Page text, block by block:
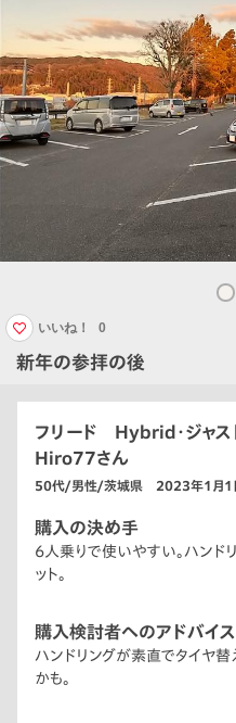
新年の参拝の後
いいね！ 0
フリード Hybrid・ジャス
Hiro77さん
50代/男性/茨城県 2023年1月1
購入の決め手
6人乗りで使いやすい。ハンド
ット。
購入検討者へのアドバイス
ハンドリングが素直でタイヤ替
かも。